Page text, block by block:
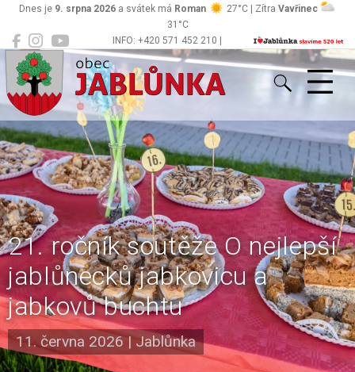
INFO: +420 571 452 210 |
podatelna@jablunka.cz
Dnes je 9. srpna 2026 a svátek má Roman 27°C | Zítra Vavřinec
31°C
Jablůnka
21. ročník soutěže O nejlepší
jablůnecků jabkovicu a
jabkovů buchtu
11. června 2026|Jablůnka